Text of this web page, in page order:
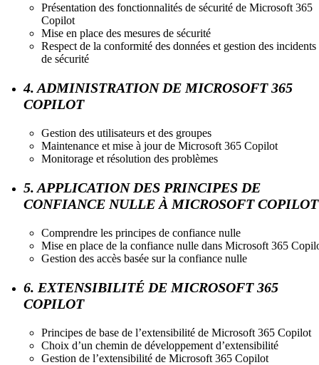
Présentation des fonctionnalités de sécurité de Microsoft 365
Copilot
Mise en place des mesures de sécurité
Respect de la conformité des données et gestion des incidents
de sécurité
4. ADMINISTRATION DE MICROSOFT 365
COPILOT
Gestion des utilisateurs et des groupes
Maintenance et mise à jour de Microsoft 365 Copilot
Monitorage et résolution des problèmes
5. APPLICATION DES PRINCIPES DE
CONFIANCE NULLE À MICROSOFT COPILOT
Comprendre les principes de confiance nulle
Mise en place de la confiance nulle dans Microsoft 365
Gestion des accès basée sur la confiance nulle
6. EXTENSIBILITÉ DE MICROSOFT 365
COPILOT
Principes de base de l’extensibilité de Microsoft 365 Copilot
Choix d’un chemin de développement d’extensibilité
Gestion de l’extensibilité de Microsoft 365 Copilot